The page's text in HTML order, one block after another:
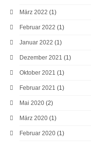
März 2022 (1)
Februar 2022 (1)
Januar 2022 (1)
Dezember 2021 (1)
Oktober 2021 (1)
Februar 2021 (1)
Mai 2020 (2)
März 2020 (1)
Februar 2020 (1)